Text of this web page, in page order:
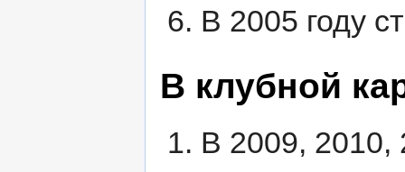
В 2005 году
В клубной
В 2009, 2010,